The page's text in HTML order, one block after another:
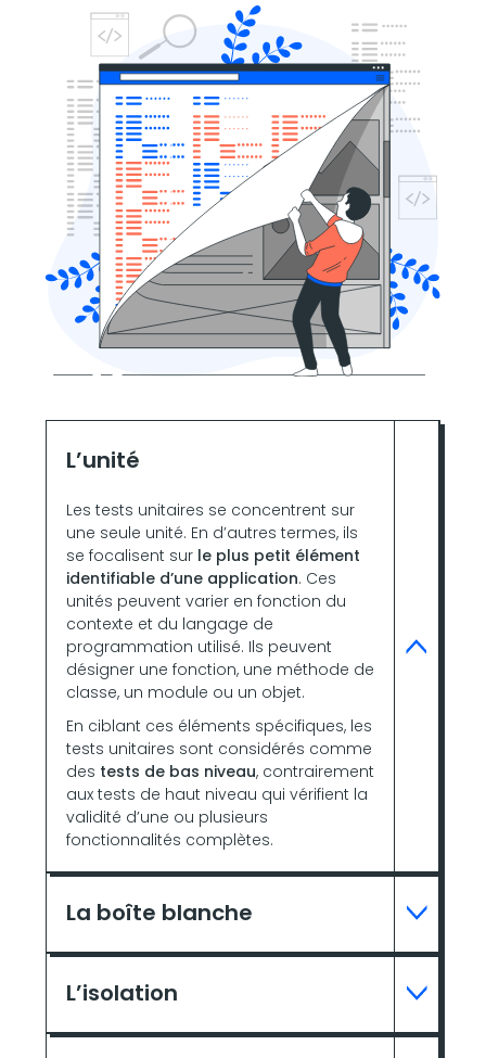
L’unité
Les tests unitaires se concentrent sur
une seule unité. En d’autres termes, ils
se focalisent sur le plus petit élément
identifiable d’une application. Ces
unités peuvent varier en fonction du
contexte et du langage de
programmation utilisé. Ils peuvent
désigner une fonction, une méthode de
classe, un module ou un objet.
En ciblant ces éléments spécifiques, les
tests unitaires sont considérés comme
des tests de bas niveau, contrairement
aux tests de haut niveau qui vérifient la
validité d’une ou plusieurs
fonctionnalités complètes.
La boîte blanche
L’isolation